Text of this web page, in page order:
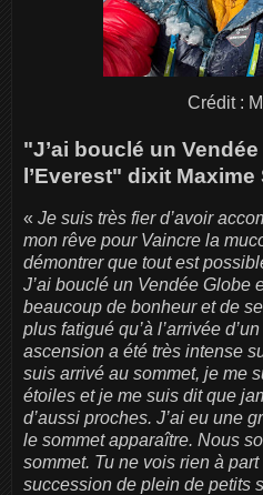
Crédit :
"J’ai bouclé un
l’Everest" dixit Maxime
« Je suis très fier d’avoir
mon rêve pour Vaincre la
démontrer que tout est
J’ai bouclé un Vendée Globe
beaucoup de bonheur et de
plus fatigué qu’à l’arrivée
ascension a été très intense
suis arrivé au sommet, je me
étoiles et je me suis dit que
d’aussi proches. J’ai eu une
le sommet apparaître. Nous
sommet. Tu ne vois rien à
succession de plein de petits